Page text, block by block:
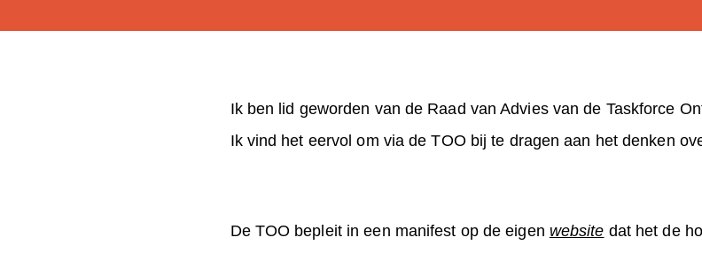
Ik ben lid geworden van de Raad van Advies van de Taskforce
Ik vind het eervol om via de TOO bij te dragen aan het denken
De TOO bepleit in een manifest op de eigen website dat het de